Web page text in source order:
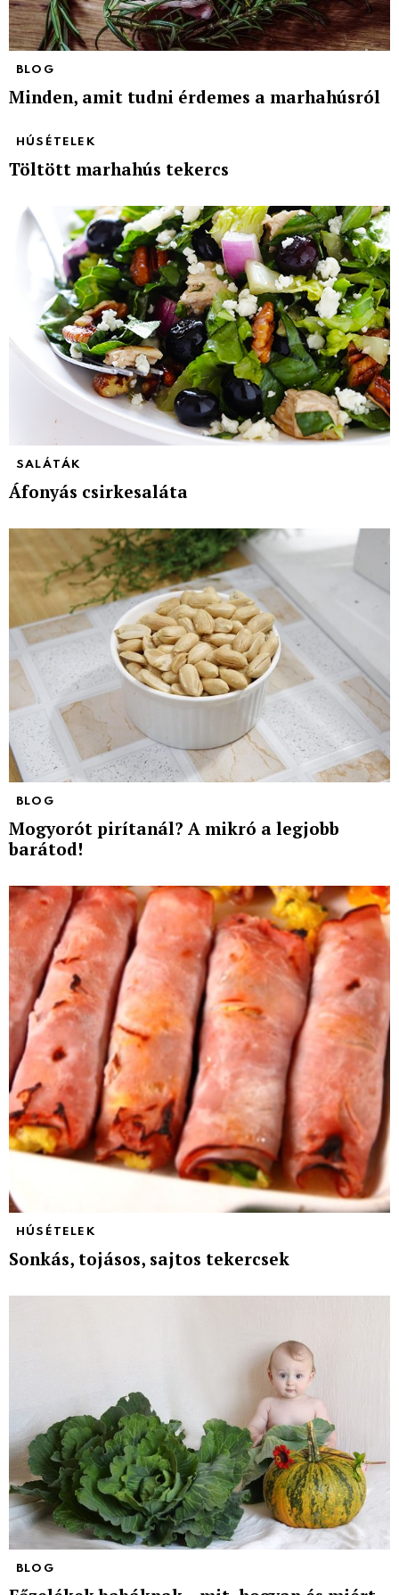
BLOG
Minden, amit tudni érdemes a marhahúsról
HÚSÉTELEK
Töltött marhahús tekercs
SALÁTÁK
Áfonyás csirkesaláta
BLOG
Mogyorót pirítanál? A mikró a legjobb
barátod!
HÚSÉTELEK
Sonkás, tojásos, sajtos tekercsek
BLOG